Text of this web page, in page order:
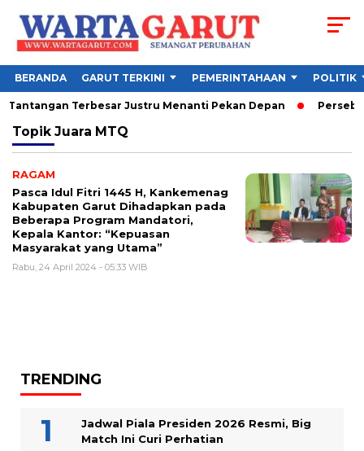
BERANDA GARUT TERKINI PEMERINTAHAAN POLITIK
Terbesar Justru Menanti Pekan Depan
Topik Juara MTQ
RAGAM
Pasca Idul Fitri 1445 H, Kankemenag
Kabupaten Garut Dihadapkan pada
Beberapa Program Mandatori,
Kepala Kantor: “Kepuasan
Masyarakat yang Utama”
Rabu, 24 April 2024 - 05:33 WIB
TRENDING
Jadwal Piala Presiden 2026 Resmi, Big
Match Ini Curi Perhatian